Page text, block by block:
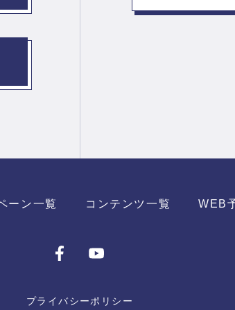
ーン一覧 コンテンツ一覧 WEB
プライバシーポリシー